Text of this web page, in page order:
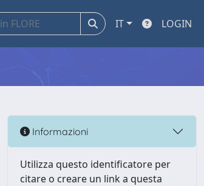
IT LOGIN
Informazioni
Utilizza questo identificatore per
citare o creare un link a questa